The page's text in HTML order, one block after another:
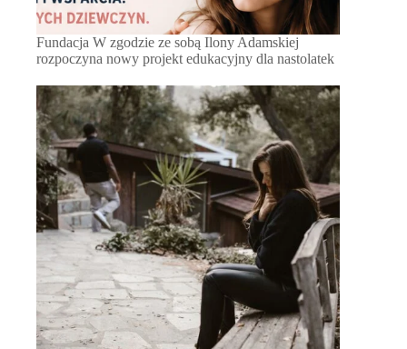
Fundacja W zgodzie ze sobą Ilony Adamskiej
rozpoczyna nowy projekt edukacyjny dla nastolatek